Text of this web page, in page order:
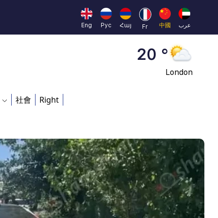
Eng Рус Հայ Fr 中國 عرب 45 °
Dubai
20 °
London
Brussels
16 °
Rome
23 °
社會 Right